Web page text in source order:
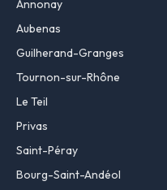
Annonay
Aubenas
Guilherand-Granges
Tournon-sur-Rhône
Le Teil
Privas
Saint-Péray
Bourg-Saint-Andéol